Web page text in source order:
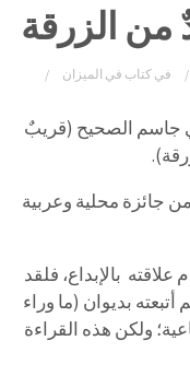
من الزرقة
فيكتاب في الميزان
جاسم الصحيح (قريبٌ
محلية وعربية
بالإبداع، فلقد
بديوان (ما وراء
ولكن هذه القراءة